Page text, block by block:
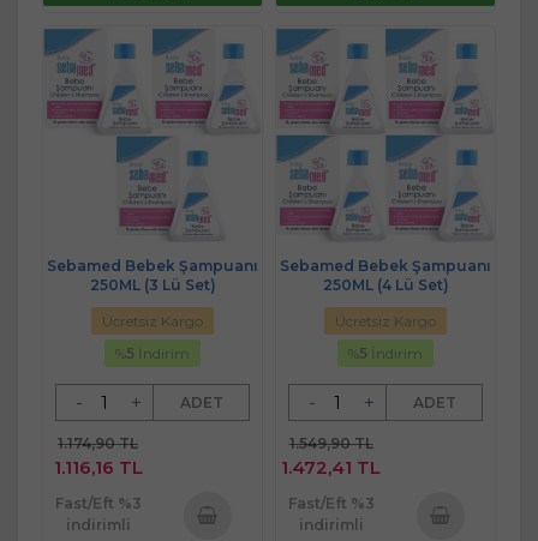
Sebamed Bebek Şampuanı
250ML (3 Lü Set)
Ücretsiz Kargo
%5 İndirim
- + ADET
1.174,90 TL
1.116,16 TL
Fast/Eft %3
indirimli
Sebamed Bebek Şampuanı
250ML (4 Lü Set)
Ücretsiz Kargo
%5 İndirim
- + ADET
1.549,90 TL
1.472,41 TL
Fast/Eft %3
indirimli